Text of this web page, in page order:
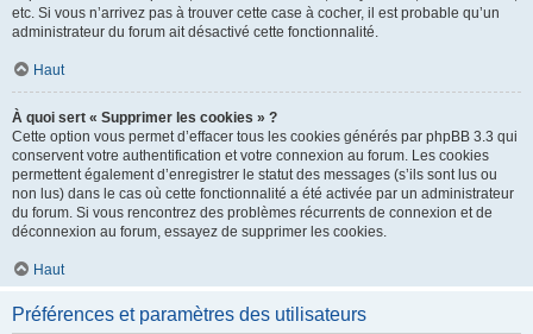
etc. Si vous n’arrivez pas à trouver cette case à cocher, il est probable qu’un
administrateur du forum ait désactivé cette fonctionnalité.
Haut
À quoi sert « Supprimer les cookies » ?
Cette option vous permet d’effacer tous les cookies générés par phpBB 3.3 qui
conservent votre authentification et votre connexion au forum. Les cookies
permettent également d’enregistrer le statut des messages (s’ils sont lus ou
non lus) dans le cas où cette fonctionnalité a été activée par un administrateur
du forum. Si vous rencontrez des problèmes récurrents de connexion et de
déconnexion au forum, essayez de supprimer les cookies.
Haut
Préférences et paramètres des utilisateurs